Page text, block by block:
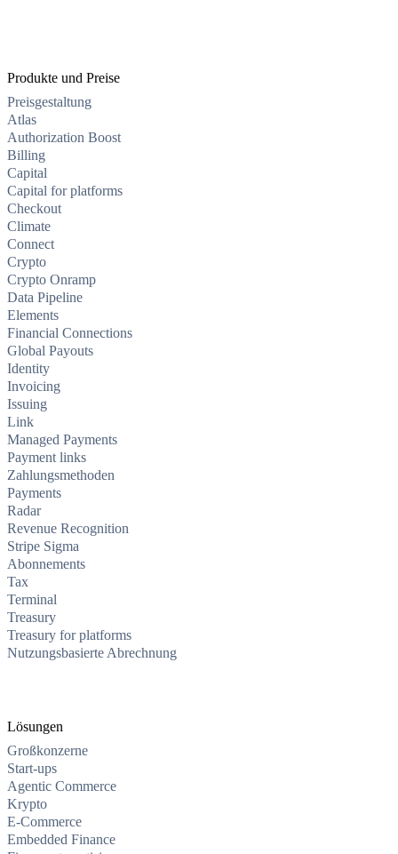
Produkte und Preise
Preisgestaltung
Atlas
Authorization Boost
Billing
Capital
Capital for platforms
Checkout
Climate
Connect
Crypto
Crypto Onramp
Data Pipeline
Elements
Financial Connections
Global Payouts
Identity
Invoicing
Issuing
Link
Managed Payments
Payment links
Zahlungsmethoden
Payments
Radar
Revenue Recognition
Stripe Sigma
Abonnements
Tax
Terminal
Treasury
Treasury for platforms
Nutzungsbasierte Abrechnung
Lösungen
Großkonzerne
Start-ups
Agentic Commerce
Krypto
E-Commerce
Embedded Finance